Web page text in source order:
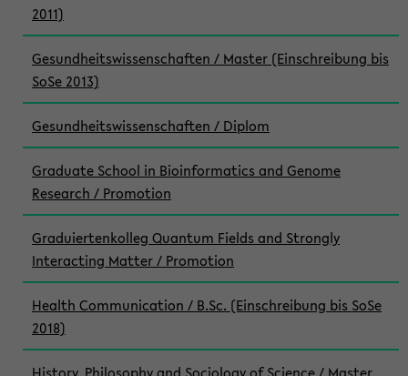
2011)
Gesundheitswissenschaften / Master (Einschreibung bis
SoSe 2013)
Gesundheitswissenschaften / Diplom
Graduate School in Bioinformatics and Genome
Research / Promotion
Graduiertenkolleg Quantum Fields and Strongly
Interacting Matter / Promotion
Health Communication / B.Sc. (Einschreibung bis SoSe
2018)